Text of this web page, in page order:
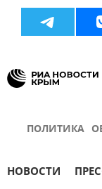
Никарагуа
ПОЛИТИКА
НОВОСТИ